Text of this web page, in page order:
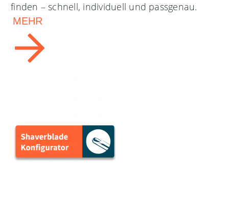
finden – schnell, individuell und passgenau.
MEHR